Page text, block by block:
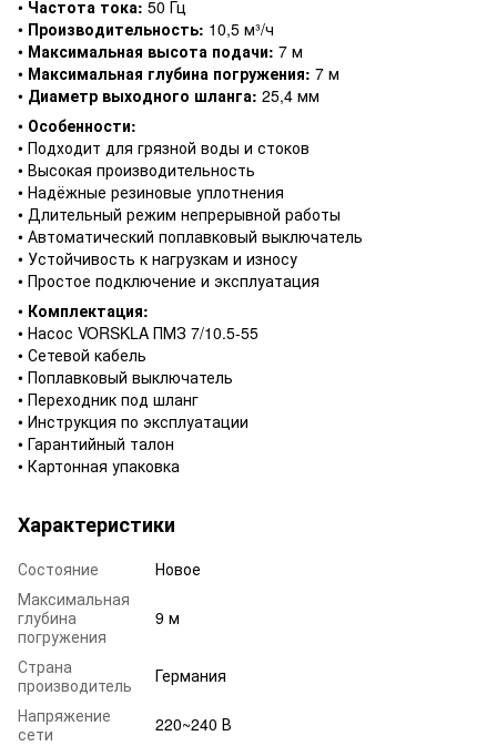
• Частота тока: 50 Гц
• Производительность: 10,5 м³/ч
• Максимальная высота подачи: 7 м
• Максимальная глубина погружения: 7 м
• Диаметр выходного шланга: 25,4 мм
• Особенности:
• Подходит для грязной воды и стоков
• Высокая производительность
• Надёжные резиновые уплотнения
• Длительный режим непрерывной работы
• Автоматический поплавковый выключатель
• Устойчивость к нагрузкам и износу
• Простое подключение и эксплуатация
• Комплектация:
• Насос VORSKLA ПМЗ 7/10.5-55
• Сетевой кабель
• Поплавковый выключатель
• Переходник под шланг
• Инструкция по эксплуатации
• Гарантийный талон
• Картонная упаковка
Характеристики
Состояние
Новое
Максимальная
глубина
погружения
9 м
Страна
производитель
Германия
Напряжение
сети
220~240 В